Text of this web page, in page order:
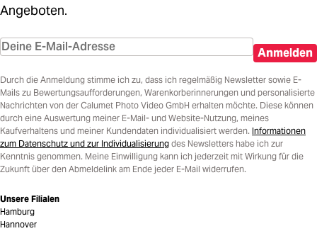
Angeboten.
Anmelden
Durch die Anmeldung stimme ich zu, dass ich regelmäßig Newsletter sowie E-
Mails zu Bewertungsaufforderungen, Warenkorberinnerungen und personalisierte
Nachrichten von der Calumet Photo Video GmbH erhalten möchte. Diese können
durch eine Auswertung meiner E-Mail- und Website-Nutzung, meines
Kaufverhaltens und meiner Kundendaten individualisiert werden. Informationen
zum Datenschutz und zur Individualisierung des Newsletters habe ich zur
Kenntnis genommen. Meine Einwilligung kann ich jederzeit mit Wirkung für die
Zukunft über den Abmeldelink am Ende jeder E-Mail widerrufen.
Unsere Filialen
Hamburg
Hannover